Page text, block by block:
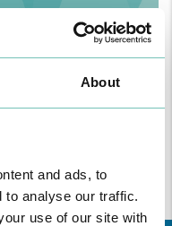
About
and ads, to
to analyse our traffic.
use of our site with